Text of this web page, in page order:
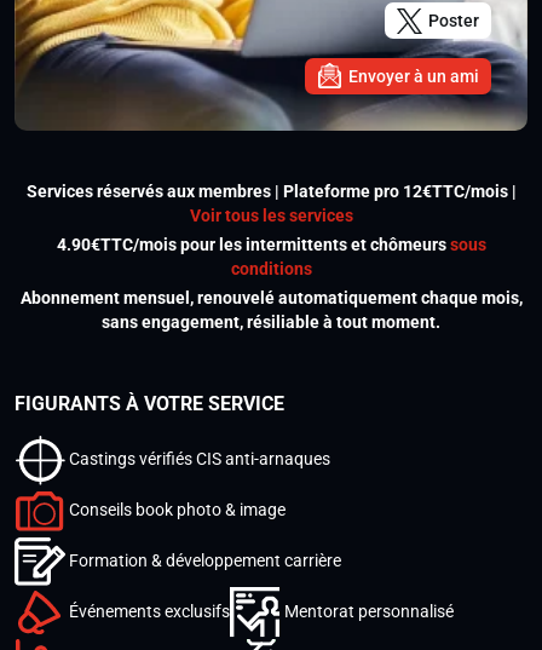
Poster
Envoyer à un ami
Services réservés aux membres | Plateforme pro 12€TTC/mois |
Voir tous les services
4.90€TTC/mois pour les intermittents et chômeurssous
conditions
Abonnement mensuel, renouvelé automatiquement chaque mois,
sans engagement, résiliable à tout moment.
FIGURANTS À VOTRE SERVICE
Castings vérifiés CIS anti-arnaques
Conseils book photo & image
Formation & développement carrière
Événements exclusifs Mentorat personnalisé